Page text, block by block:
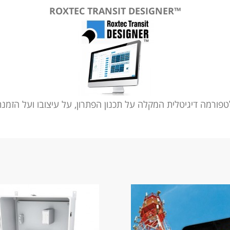
™ROXTEC TRANSIT DESIGNER
דיגיטלית המקלה על תכנון הפתרון, על עיצובו ועל